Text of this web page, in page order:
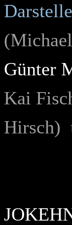
Günter
Kai
Hirsch)